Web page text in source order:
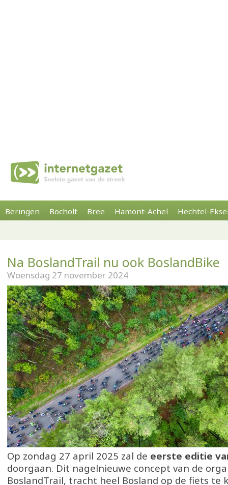
Beringen Bocholt Bree Hamont-Achel Hechtel-
Na BoslandTrail nu ook BoslandBike
Woensdag 27 november 2024
Op zondag 27 april 2025 zal de eerste editie
doorgaan. Dit nagelnieuwe concept van de
BoslandTrail, tracht heel Bosland op de fiets te